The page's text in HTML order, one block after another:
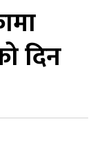
दिन